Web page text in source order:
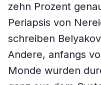
zehn Prozent
Periapsis von
schreiben
Andere, anfangs
Monde wurden